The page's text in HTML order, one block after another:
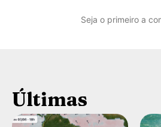
Seja o primeiro a
Últimas